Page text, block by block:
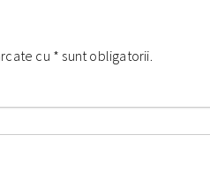
cu * sunt obligatorii.